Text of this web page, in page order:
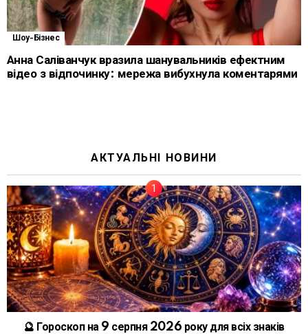
Шоу-Бізнес
Анна Саліванчук вразила шанувальників ефектним
відео з відпочинку: мережа вибухнула коментарями
АКТУАЛЬНІ НОВИНИ
🔮 Гороскоп на 9 серпня 2026 року для всіх знаків